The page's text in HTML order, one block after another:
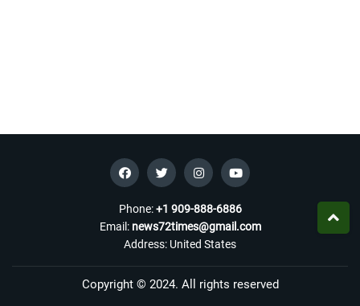
Phone:+1 909-888-6886
Email: news72times@gmail.com
Address: United States
Copyright © 2024. All rights reserved